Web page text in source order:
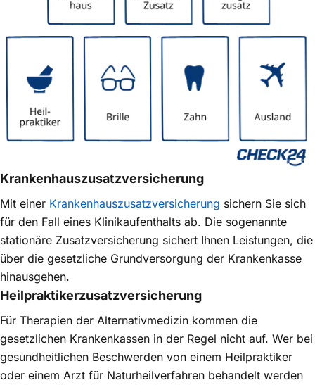
Krankenhaus­zusatzversicherung
Mit einer Krankenhaus­zusatz­versicherung sichern Sie sich
für den Fall eines Klinikaufenthalts ab. Die sogenannte
stationäre Zusatzversicherung sichert Ihnen Leistungen, die
über die gesetzliche Grund­versorgung der Krankenkasse
hinausgehen.
Heilpraktiker­zusatzversicherung
Für Therapien der Alternativmedizin kommen die
gesetzlichen Krankenkassen in der Regel nicht auf. Wer bei
gesundheitlichen Beschwerden von einem Heilpraktiker
oder einem Arzt für Naturheil­verfahren behandelt werden